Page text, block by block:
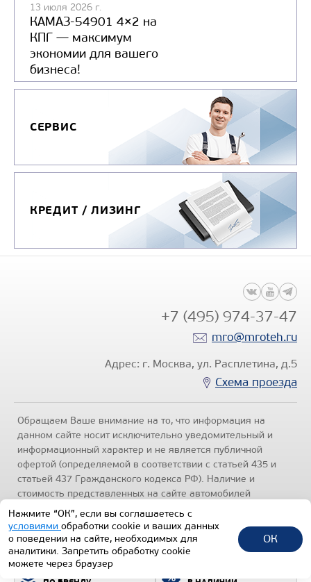
13 июля 2026 г.
КАМАЗ-54901 4×2 на
КПГ — максимум
экономии для вашего
бизнеса!
СЕРВИС
КРЕДИТ / ЛИЗИНГ
+7 (495) 974-37-47
mro@mroteh.ru
Адрес: г. Москва, ул. Расплетина, д.5
Схема проезда
Обращаем Ваше внимание на то, что информация на
данном сайте носит исключительно уведомительный и
информационный характер и не является публичной
офертой (определяемой в соответствии с статьей 435 и
статьей 437 Гражданского кодекса РФ). Наличие и
стоимость представленных на сайте автомобилей
уточняйте по телефонам отделов продаж, представленных
в разделе "Контакты" настоящего ресурса.
конфиденциальности.
1992-2026 © Все права защищены.
ТЕХИНКОМ
Нажмите “ОК”, если вы соглашаетесь с
условиями обработки cookie и ваших данных
о поведении на сайте, необходимых для
аналитики. Запретить обработку cookie
можете через браузер
ОК